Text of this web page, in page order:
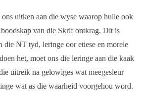
uitken aan die wyse waarop hulle ook
van die Skrif ontkrag. Dit is
die NT tyd, leringe oor etiese en morele
het, moet ons die leringe aan die kaak
uitreik na gelowiges wat meegesleur
wat as die waarheid voorgehou word.